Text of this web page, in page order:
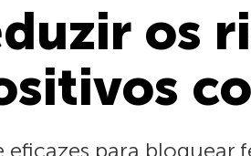
os
eficazes para bloquear